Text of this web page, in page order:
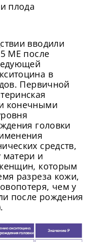
плода
вводили
МЕ после
в
Первичной
конечными
головки
средств,
матери и
которым
разреза кожи,
чем у
после рождения